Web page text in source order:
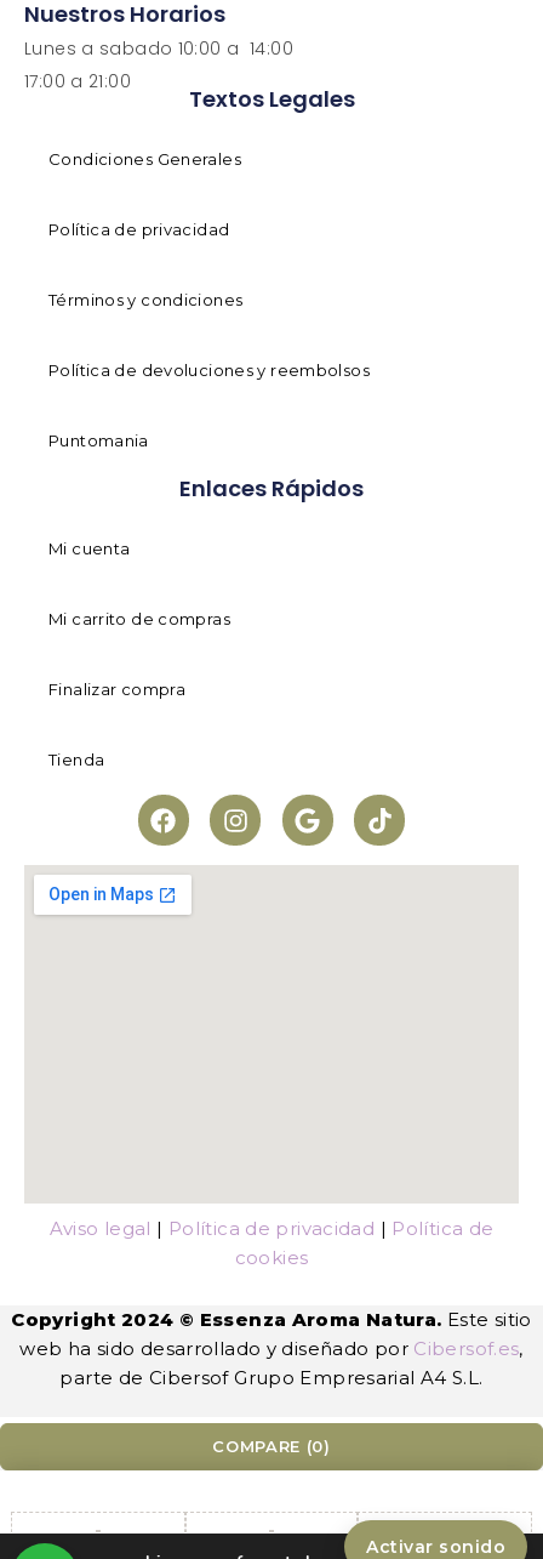
Nuestros Horarios
Lunes a sabado 10:00 a 14:00
17:00 a 21:00
Textos Legales
Condiciones Generales
Política de privacidad
Términos y condiciones
Política de devoluciones y reembolsos
Puntomania
Enlaces Rápidos
Mi cuenta
Mi carrito de compras
Finalizar compra
Tienda
Aviso legal | Política de privacidad | Política de
cookies
Copyright 2024 © Essenza Aroma Natura. Este sitio
web ha sido desarrollado y diseñado por Cibersof.es,
parte de Cibersof Grupo Empresarial A4 S.L.
Activar sonido
COMPARE (0)